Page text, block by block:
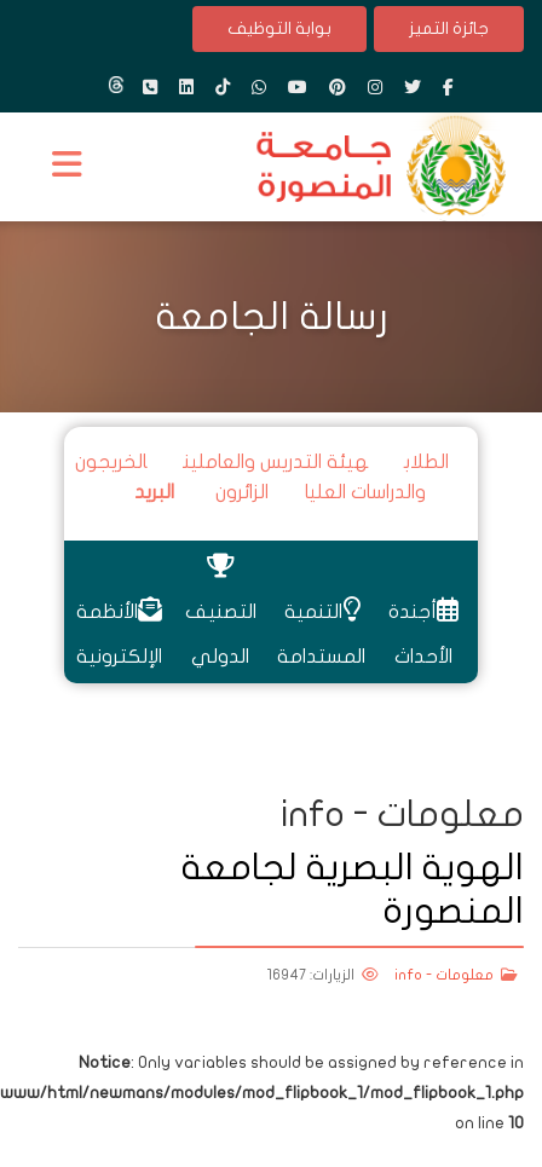
جائزة التميز بوابة التوظيف
رسالة الجامعة
الطلاب هيئة التدريس والعاملين
الخريجون
والدراسات العليا
الزائرون البريد
أجندة
الأحداث
التنمية
المستدامة
التصنيف
الدولي
الأنظمة
الإلكترونية
معلومات - info
الهوية البصرية لجامعة
المنصورة
معلومات - info الزيارات: 16947
Notice: Only variables should be assigned by reference in
html/newmans/modules/mod_flipbook_1/mod_flipbook_1.php
on line 10